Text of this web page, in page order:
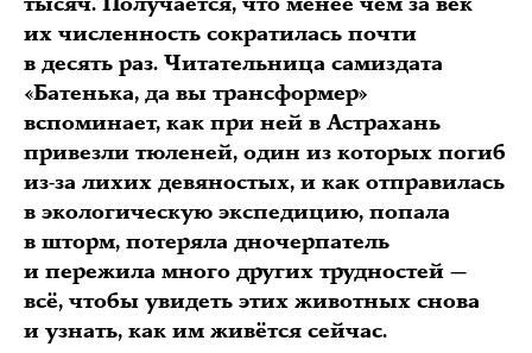
их численность сократилась почти
в десять раз. Читательница самиздата
«Батенька, да вы трансформер»
вспоминает, как при ней в Астрахань
привезли тюленей, один из которых погиб
из-за лихих девяностых, и как отправилась
в экологическую экспедицию, попала
в шторм, потеряла дночерпатель
и пережила много других трудностей —
всё, чтобы увидеть этих животных снова
и узнать, как им живётся сейчас.